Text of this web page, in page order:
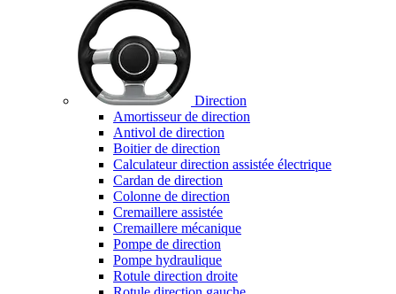
Direction
Amortisseur de direction
Antivol de direction
Boitier de direction
Calculateur direction assistée électrique
Cardan de direction
Colonne de direction
Cremaillere assistée
Cremaillere mécanique
Pompe de direction
Pompe hydraulique
Rotule direction droite